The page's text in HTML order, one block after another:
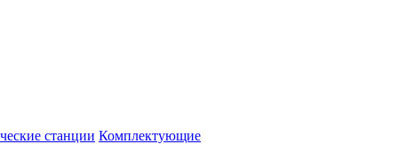
станции Комплектующие